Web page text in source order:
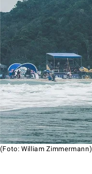
(Foto: William Zimmermann)